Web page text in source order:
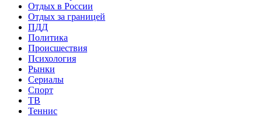
Отдых в России
Отдых за границей
ПДД
Политика
Происшествия
Психология
Рынки
Сериалы
Спорт
ТВ
Теннис